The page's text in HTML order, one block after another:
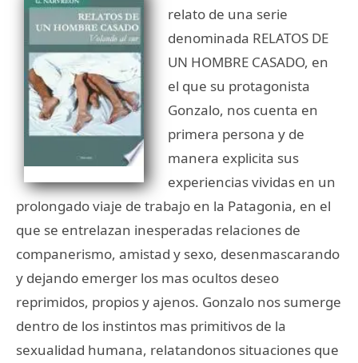
relato de una serie
denominada RELATOS DE
UN HOMBRE CASADO, en
el que su protagonista
Gonzalo, nos cuenta en
primera persona y de
manera explicita sus
experiencias vividas en un
prolongado viaje de trabajo en la Patagonia, en el
que se entrelazan inesperadas relaciones de
companerismo, amistad y sexo, desenmascarando
y dejando emerger los mas ocultos deseo
reprimidos, propios y ajenos. Gonzalo nos sumerge
dentro de los instintos mas primitivos de la
sexualidad humana, relatandonos situaciones que